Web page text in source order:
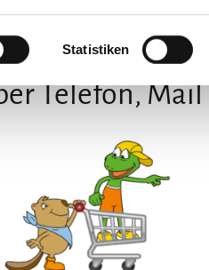
hiervon die Zulässigkeit der
Statistiken
uns auf
Telefon, Mail